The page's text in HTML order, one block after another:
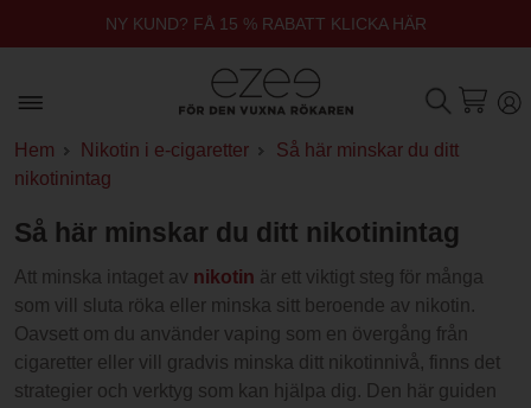
NY KUND? FÅ 15 % RABATT KLICKA HÄR
Hem Nikotin i e-cigaretter
Så här minskar du ditt
nikotinintag
Så här minskar du ditt nikotinintag
Att minska intaget av nikotin är ett viktigt steg för många
som vill sluta röka eller minska sitt beroende av nikotin.
Oavsett om du använder vaping som en övergång från
cigaretter eller vill gradvis minska ditt nikotinnivå, finns det
strategier och verktyg som kan hjälpa dig. Den här guiden